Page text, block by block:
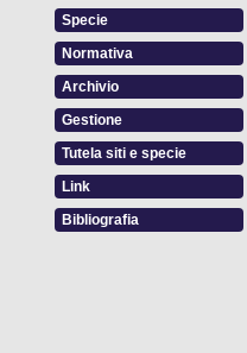
Specie
Normativa
Archivio
Gestione
Tutela siti e specie
Link
Bibliografia